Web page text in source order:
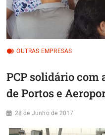
OUTRAS EMPRESAS
PCP solidário com
de Portos e
28 de Junho de 2017